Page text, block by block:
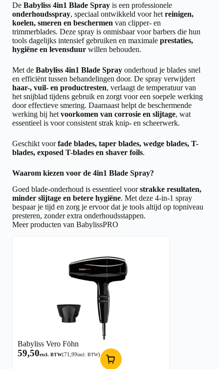
De Babyliss 4in1 Blade Spray is een professionele
onderhoudsspray, speciaal ontwikkeld voor het reinigen,
koelen, smeren en beschermen van clipper- en
trimmerblades. Deze spray is onmisbaar voor barbers die hun
tools dagelijks intensief gebruiken en maximale prestaties,
hygiëne en levensduur willen behouden.
Met de Babyliss 4in1 Blade Spray onderhoud je blades snel
en efficiënt tussen behandelingen door. De spray verwijdert
haar-, vuil- en productresten, verlaagt de temperatuur van
het snijblad tijdens gebruik en zorgt voor een soepele werking
door effectieve smering. Daarnaast helpt de beschermende
werking bij het voorkomen van corrosie en slijtage, wat
essentieel is voor consistent strak knip- en scheerwerk.
Geschikt voorfade blades, taper blades, wedge blades, T-
blades, exposed T-blades en shaver foils.
Waarom kiezen voor de 4in1 Blade Spray?
Goed blade-onderhoud is essentieel voorstrakke resultaten,
minder slijtage en betere hygiëne. Met deze 4-in-1 spray
bespaar je tijd en zorg je ervoor dat je tools altijd op topniveau
presteren, zonder extra onderhoudsstappen.
Meer producten van BabylissPRO
Babyliss Vero Föhn
59,50excl. BTW(71,99incl. BTW)